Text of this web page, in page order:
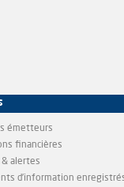
émetteurs
financières
& alertes
d’information